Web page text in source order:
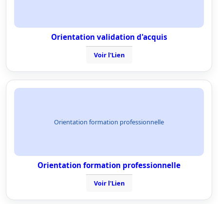
Orientation validation d'acquis
Voir l'Lien
Orientation formation professionnelle
Orientation formation professionnelle
Voir l'Lien